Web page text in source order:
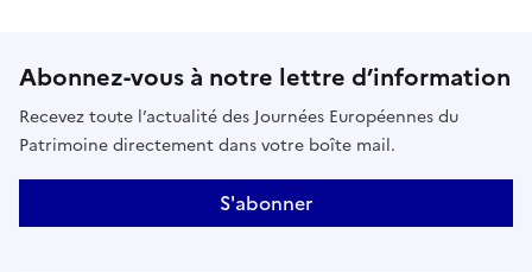
Abonnez-vous à notre lettre d’information
Recevez toute l’actualité des Journées Européennes du
Patrimoine directement dans votre boîte mail.
S'abonner